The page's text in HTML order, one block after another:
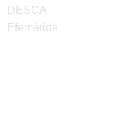
DESCA
Efeméride